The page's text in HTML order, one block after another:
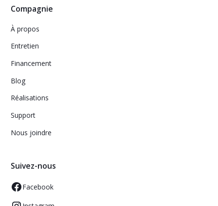
Compagnie
À propos
Entretien
Financement
Blog
Réalisations
Support
Nous joindre
Suivez-nous
Facebook